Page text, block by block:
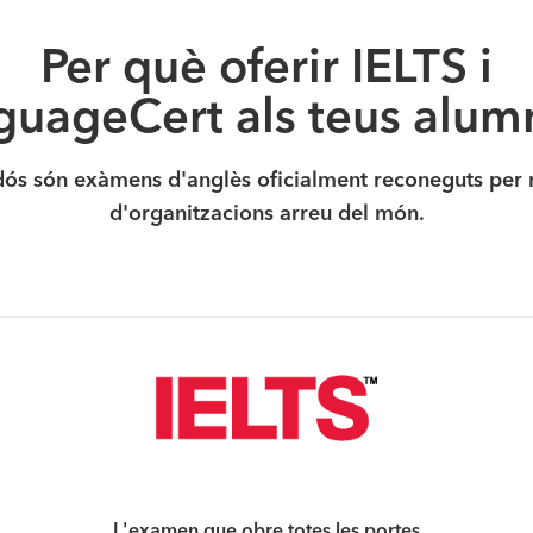
Per què oferir IELTS i
als teus
són exàmens d'anglès oficialment reconeguts per
d'organitzacions arreu del món.